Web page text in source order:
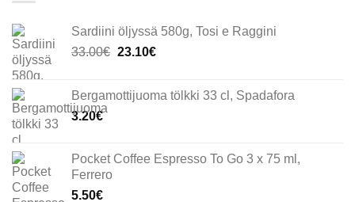
Sardiini öljyssä 580g, Tosi e Raggini
33.00€ Alkuperäinen
33.00€.
23.10€Nykyinen
23.10€.
Bergamottijuoma tölkki 33 cl, Spadafora
3.20€
Pocket Coffee Espresso To Go 3 x 75 ml,
Ferrero
5.50€